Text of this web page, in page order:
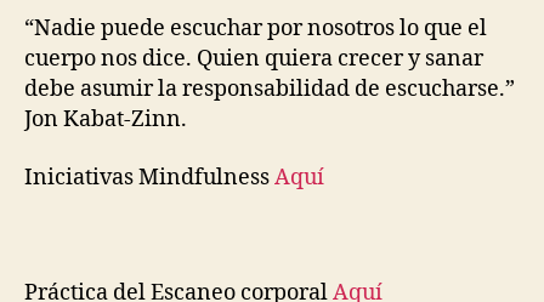
“Nadie puede escuchar por nosotros lo que el
cuerpo nos dice. Quien quiera crecer y sanar
debe asumir la responsabilidad de escucharse.”
Jon Kabat-Zinn.
Iniciativas MindfulnessAquí
Práctica del Escaneo corporalAquí